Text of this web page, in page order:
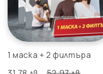
1 маска + 2 филтъра